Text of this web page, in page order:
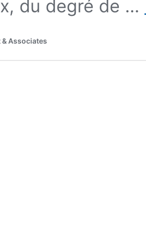
du degré de …
Associates